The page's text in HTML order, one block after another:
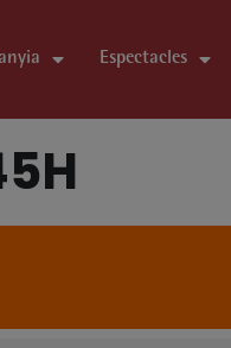
Espectacles